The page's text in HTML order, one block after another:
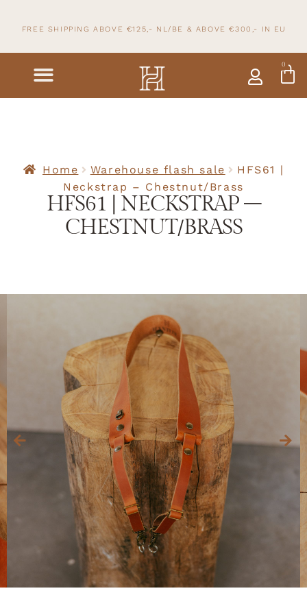
FREE SHIPPING ABOVE €125,- NL/BE & ABOVE €300,- IN EU
0
Home Warehouse flash sale
HFS61 |
Neckstrap – Chestnut/Brass
HFS61 | NECKSTRAP –
CHESTNUT/BRASS